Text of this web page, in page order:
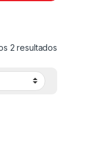
2 resultados